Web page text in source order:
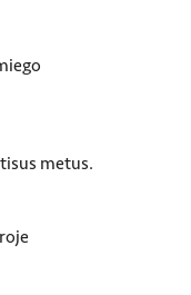
metus.